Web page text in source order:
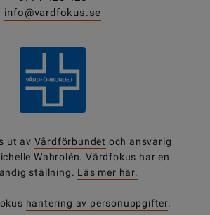
info@vardfokus.se
ut av Vårdförbundet och ansvarig
Wahrolén. Vårdfokus har en
ställning. Läs mer här.
hantering av personuppgifter.